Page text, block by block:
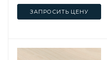
ЗАПРОСИТЬ ЦЕНУ